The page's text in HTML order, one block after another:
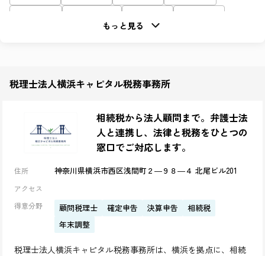
熊本県 (1)
和歌山県 (1)
もっと見る
税理士法人横浜キャピタル税務事務所
相続税から法人顧問まで。弁護士法
人と連携し、法律と税務をひとつの
窓口でご対応します。
住所 神奈川県横浜市西区浅間町２―９８―４ 北尾ビル201
アクセス
得意分野
顧問税理士 確定申告 決算申告
相続税
年末調整
税理士法人横浜キャピタル税務事務所は、横浜を拠点に、相続